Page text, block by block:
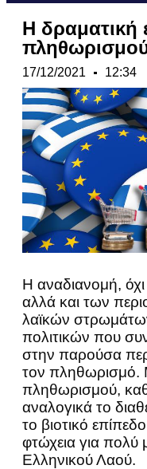
Η δραματική
17/12/2021 12:34
Η αναδιανομή,
αλλά και των
λαϊκών
πολιτικών που
στην παρούσα
τον πληθωρισμό.
πληθωρισμού,
αναλογικά το
το βιοτικό
φτώχεια για πολύ
Ελληνικού Λαού.